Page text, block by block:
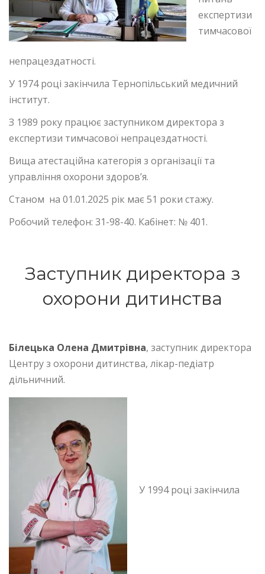
експертизи
тимчасової
непрацездатності.
У 1974 році закінчила Тернопільський медичний
інститут.
З 1989 року працює заступником директора з
експертизи тимчасової непрацездатності.
Вища атестаційна категорія з організації та
управління охорони здоров’я.
Станом на 01.01.2025 рік має 51 роки стажу.
Робочий телефон: 31-98-40. Кабінет: № 401.
Заступник директора з
охорони дитинства
Білецька Олена Дмитрівна, заступник директора
Центру з охорони дитинства, лікар-педіатр
дільничний.
У 1994 році закінчила